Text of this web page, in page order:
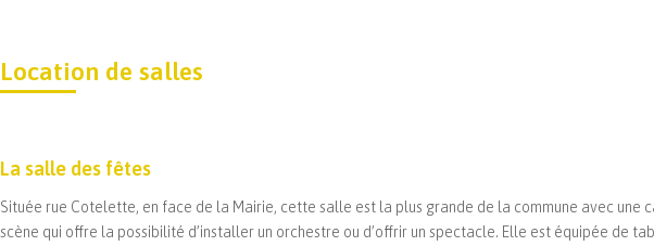
Location de salles
La salle des fêtes
Située rue Cotelette, en face de la Mairie, cette salle est la plus grande de la commune avec une
scène qui offre la possibilité d’installer un orchestre ou d’offrir un spectacle. Elle est équipée de